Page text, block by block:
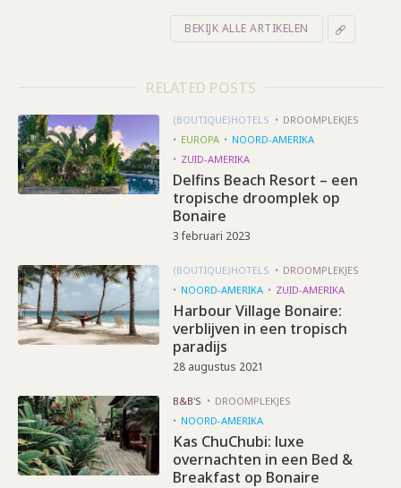
BEKIJK ALLE ARTIKELEN
RELATED POSTS
(BOUTIQUE)HOTELS
DROOMPLEKJES
EUROPA
NOORD-AMERIKA
ZUID-AMERIKA
Delfins Beach Resort – een
tropische droomplek op
Bonaire
3 februari 2023
(BOUTIQUE)HOTELS
DROOMPLEKJES
NOORD-AMERIKA
ZUID-AMERIKA
Harbour Village Bonaire:
verblijven in een tropisch
paradijs
28 augustus 2021
B&B'S
DROOMPLEKJES
NOORD-AMERIKA
Kas ChuChubi: luxe
overnachten in een Bed &
Breakfast op Bonaire